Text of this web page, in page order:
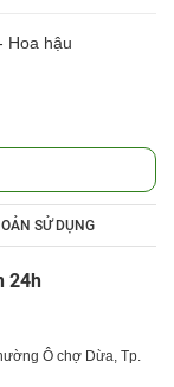
Hoa hậu
SỬ DỤNG
24h
Ô chợ Dừa, Tp.